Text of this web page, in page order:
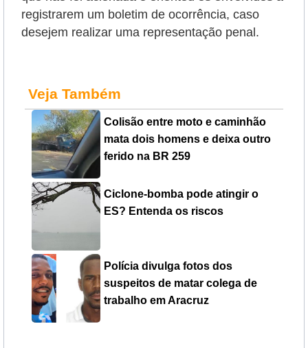
registrarem um boletim de ocorrência, caso
desejem realizar uma representação penal.
Veja Também
Colisão entre moto e caminhão
mata dois homens e deixa outro
ferido na BR 259
Ciclone-bomba pode atingir o
ES? Entenda os riscos
Polícia divulga fotos dos
suspeitos de matar colega de
trabalho em Aracruz